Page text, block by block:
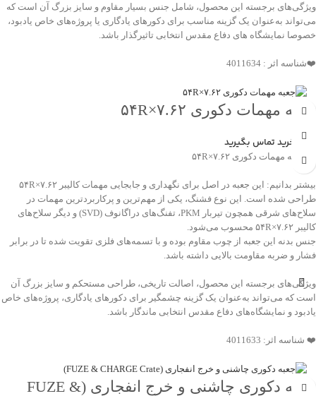
ویژگی‌های برجسته این محصول، شامل جنس بسیار مقاوم و سایز بزرگ آن است که
می‌تواند به‌عنوان یک گزینه مناسب برای دکورهای یادگاری یا پروژه‌های خاص یادبود،
خصوصا نمایشگاه های دفاع مقدس انتخابی تاثیرگذار باشد.
❤️شناسه اثر : 4011634
جعبه مهمات دکوری ۷.۶۲×۵۴R
جهت خرید تماس بگیرید
💠 جعبه مهمات دکوری ۷.۶۲×۵۴R
بیشتر بدانیم: این جعبه در اصل برای نگهداری و جابجایی مهمات کالیبر ۷.۶۲×۵۴R
طراحی شده است. این نوع فشنگ، یکی از مهم‌ترین و پرکاربردترین مهمات در
سلاح‌های شرقی همچون تیربار PKM، تفنگ‌های دراگانوف (SVD) و دیگر سلاح‌های
کالیبر ۷.۶۲×۵۴R محسوب می‌شود.
جنس بدنه این جعبه از چوب مقاوم بوده و با تسمه‌های فلزی تقویت شده تا در برابر
فشار و ضربه مقاومت بالایی داشته باشد.
ویژگی‌های برجسته این محصول، اصالت تاریخی، طراحی مستحکم و سایز بزرگ آن
است که می‌تواند به‌عنوان یک گزینه چشمگیر برای دکورهای یادگاری، پروژه‌های خاص
یادبود و نمایشگاه‌های دفاع مقدس انتخابی ماندگار باشد.
❤️ شناسه اثر: 4011633
جعبه دکوری چاشنی و خرج انفجاری (FUZE &